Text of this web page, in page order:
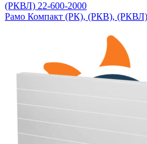
(РКВЛ) 22-600-2000
Рамо Компакт (РК), (РКВ), (РКВЛ)